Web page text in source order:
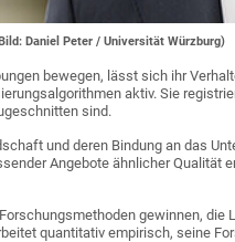
Daniel Peter / Universität Würzburg)
bewegen, lässt sich ihr
aktiv. Sie
sind.
und deren Bindung an das
Angebote ähnlicher
gewinnen,
quantitativ empirisch, seine